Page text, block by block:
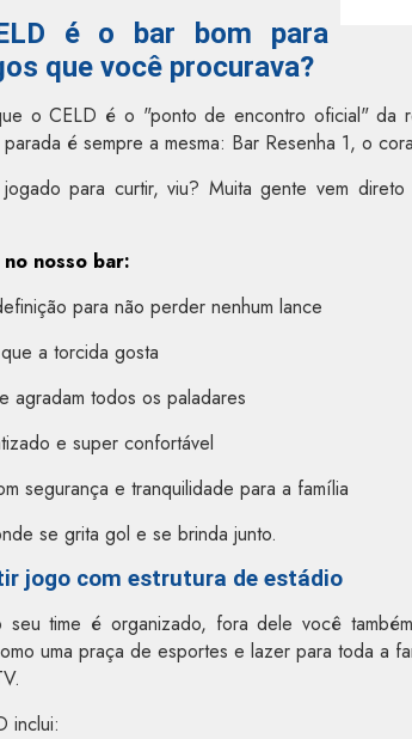
é o bar bom para
que você procurava?
o CELD é o "ponto de encontro oficial" da
é sempre a mesma: Bar Resenha 1, o
para curtir, viu? Muita gente vem
nosso bar:
para não perder nenhum lance
a torcida gosta
agradam todos os paladares
e super confortável
segurança e tranquilidade para a família
se grita gol e se brinda junto.
jogo com estrutura de estádio
time é organizado, fora dele você
uma praça de esportes e lazer para toda a
inclui: